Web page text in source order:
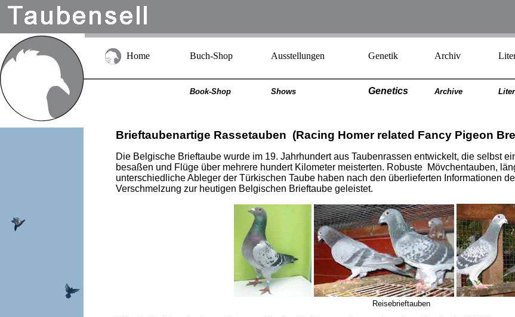
Home Buch-Shop Ausstellungen Genetik Archiv
Book-Shop Shows Genetics Archive
Brieftaubenartige Rassetauben (Racing Homer related Fancy Pigeon
Die Belgische Brieftaube wurde im 19. Jahrhundert aus Taubenrassen entwickelt, die selbst
besaßen und Flüge über mehrere hundert Kilometer meisterten. Robuste Mövchentauben,
unterschiedliche Ableger der Türkischen Taube haben nach den überlieferten Informationen
Verschmelzung zur heutigen Belgischen Brieftaube geleistet.
Reisebrieftauben